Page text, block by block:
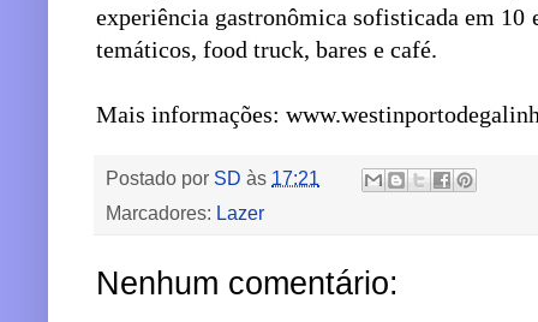
experiência gastronômica sofisticada em 10
temáticos, food truck, bares e café.
Mais informações:
Postado por SD às 17:21
Marcadores: Lazer
Nenhum comentário: